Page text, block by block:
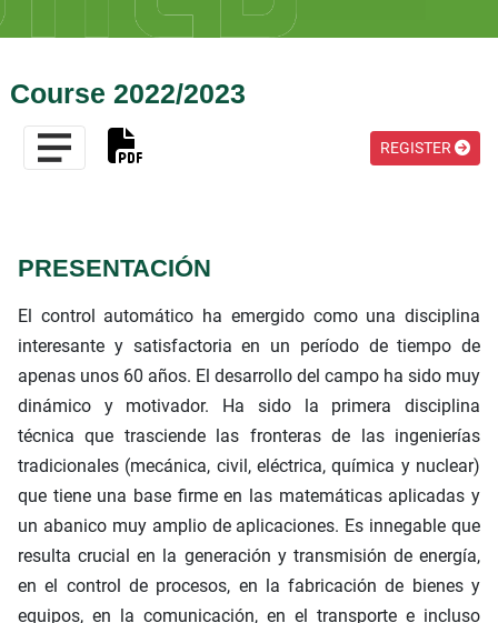
Course 2022/2023
REGISTER
PRESENTACIÓN
El control automático ha emergido como una disciplina
interesante y satisfactoria en un período de tiempo de
apenas unos 60 años. El desarrollo del campo ha sido muy
dinámico y motivador. Ha sido la primera disciplina
técnica que trasciende las fronteras de las ingenierías
tradicionales (mecánica, civil, eléctrica, química y nuclear)
que tiene una base firme en las matemáticas aplicadas y
un abanico muy amplio de aplicaciones. Es innegable que
resulta crucial en la generación y transmisión de energía,
en el control de procesos, en la fabricación de bienes y
equipos, en la comunicación, en el transporte e incluso